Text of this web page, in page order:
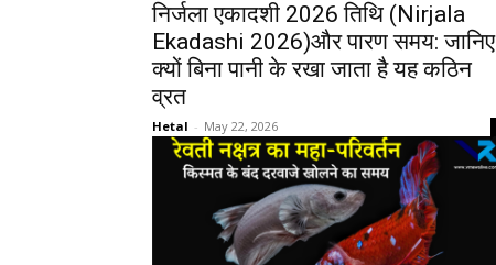
निर्जला एकादशी 2026 तिथि (Nirjala
Ekadashi 2026)और पारण समय: जानिए
क्यों बिना पानी के रखा जाता है यह कठिन
व्रत
Hetal - May 22, 2026